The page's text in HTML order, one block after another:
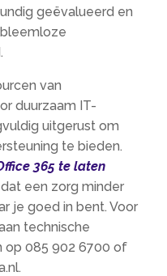
geëvalueerd en
van
duurzaam IT-
uitgerust om
te bieden.​
365 te laten
een zorg minder
je goed in bent.​ Voor
technische
op 085 902 6700 of